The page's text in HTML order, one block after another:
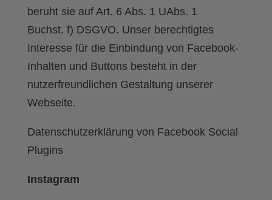
beruht sie auf Art. 6 Abs. 1 UAbs. 1
Buchst. f) DSGVO. Unser berechtigtes
Interesse für die Einbindung von Facebook-
Inhalten und Buttons besteht in der
nutzerfreundlichen Gestaltung unserer
Webseite.
Datenschutzerklärung von Facebook Social
Plugins
Instagram